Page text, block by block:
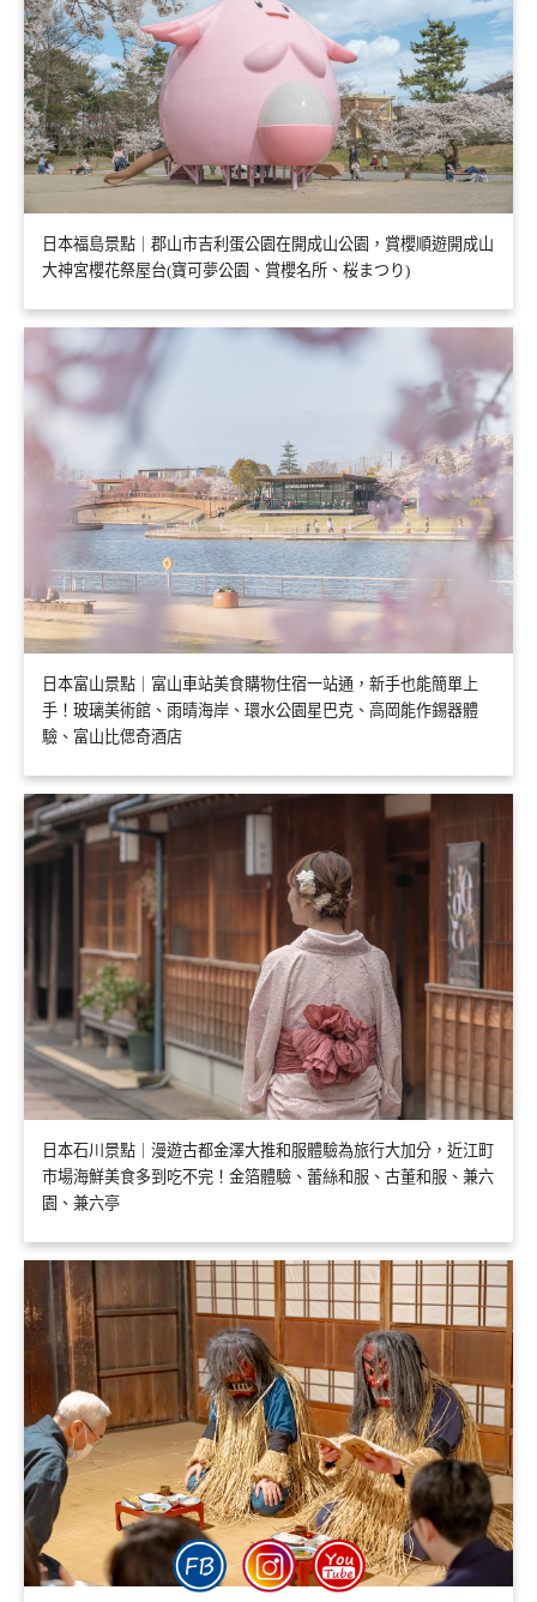
日本福島景點｜郡山市吉利蛋公園在開成山公園，賞櫻順遊開成山
大神宮櫻花祭屋台(寶可夢公園、賞櫻名所、桜まつり)
日本富山景點｜富山車站美食購物住宿一站通，新手也能簡單上
手！玻璃美術館、雨晴海岸、環水公園星巴克、高岡能作錫器體
驗、富山比偲奇酒店
日本石川景點｜漫遊古都金澤大推和服體驗為旅行大加分，近江町
市場海鮮美食多到吃不完！金箔體驗、蕾絲和服、古董和服、兼六
園、兼六亭